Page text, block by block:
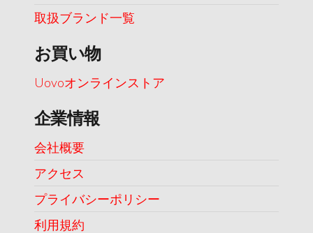
取扱ブランド一覧
お買い物
Uovoオンラインストア
企業情報
会社概要
アクセス
プライバシーポリシー
利用規約